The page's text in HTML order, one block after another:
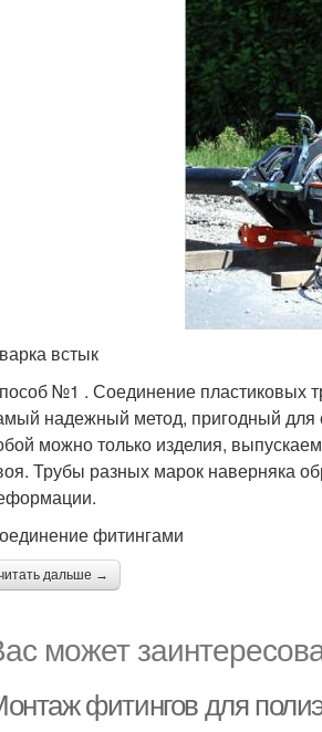
встык
№1 . Соединение пластиковых
надежный метод, пригодный для
можно только изделия,
Трубы разных марок наверняка
фитингами
дальше →
может
фитингов для